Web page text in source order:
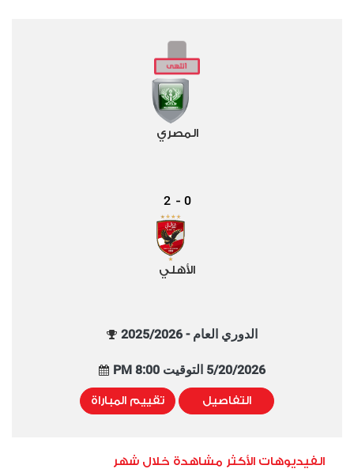
المصري
0
-
2
الأهلي
الدوري العام - 2025/2026
5/20/2026 التوقيت 8:00 PM
التفاصيل تقييم المباراة
الفيديوهات الأكثر مشاهدة خلال شهر